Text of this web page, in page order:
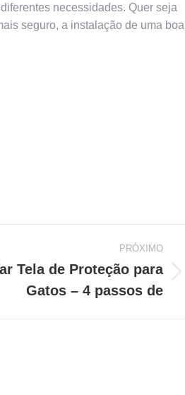
necessidades. Quer seja
seguro, a instalação de uma boa
PRÓXIMO
Tela de Proteção para
Gatos – 4 passos de